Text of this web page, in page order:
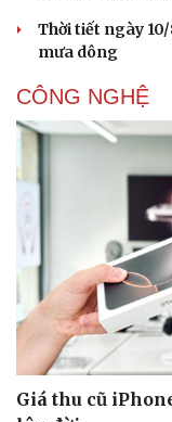
Thời tiết ngày
mưa dông
CÔNG NGHỆ
Giá thu cũ